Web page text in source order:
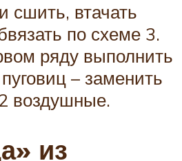
сшить, втачать
по схеме 3.
ряду выполнить
– заменить
воздушные.
из